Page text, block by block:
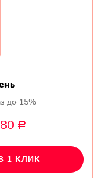
до 15%
Р
1 КЛИК